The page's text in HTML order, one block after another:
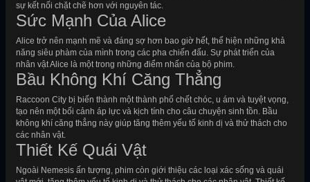
sự kết nối chặt chẽ hơn với nguyên tác.
Sức Mạnh Của Alice
Alice trở nên mạnh mẽ và đáng sợ hơn bao giờ hết, thể hiện những khả
năng siêu phàm của mình trong các pha chiến đấu. Sự phát triển của
nhân vật Alice là một trong những điểm nhấn của bộ phim.
Bầu Không Khí Căng Thẳng
Raccoon City bị biến thành một thành phố chết chóc, u ám và tuyệt vọng,
tạo nên một bối cảnh áp lực và kịch tính cho câu chuyện sinh tồn. Bầu
không khí căng thẳng này giúp tăng thêm yếu tố kinh dị và thử thách cho
các nhân vật.
Thiết Kế Quái Vật
Ngoài Nemesis ấn tượng, phim còn giới thiệu các loại xác sống và quái